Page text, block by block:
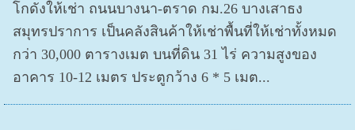
โกดังให้เช่า ถนนบางนา-ตราด กม.26 บางเสาธง
สมุทรปราการ เป็นคลังสินค้าให้เช่าพื้นที่ให้เช่าทั้งหมด
กว่า 30,000 ตารางเมต บนที่ดิน 31 ไร่ ความสูงของ
อาคาร 10-12 เมตร ประตูกว้าง 6 * 5 เมต...